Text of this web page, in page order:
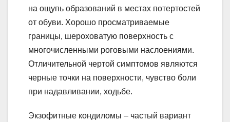
на ощупь образований в местах потертостей
от обуви. Хорошо просматриваемые
границы, шероховатую поверхность с
многочисленными роговыми наслоениями.
Отличительной чертой симптомов являются
черные точки на поверхности, чувство боли
при надавливании, ходьбе.
Экзофитные кондиломы – частый вариант